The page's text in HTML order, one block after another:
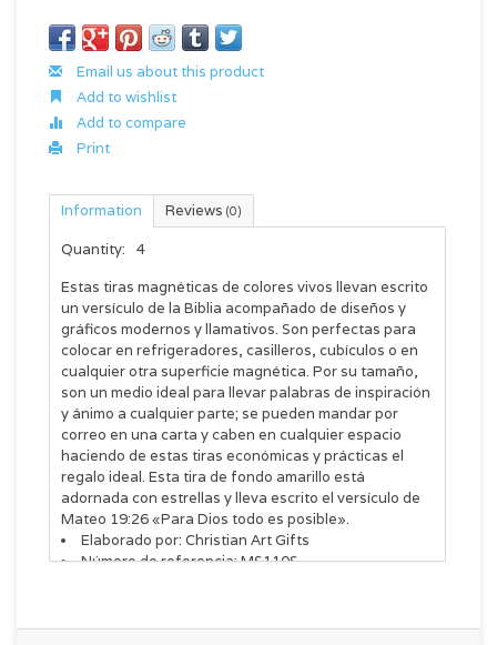
Email us about this product
Add to wishlist
Add to compare
Print
Information Reviews (0)
Quantity:
4
Estas tiras magnéticas de colores vivos llevan escrito
un versículo de la Biblia acompañado de diseños y
gráficos modernos y llamativos. Son perfectas para
colocar en refrigeradores, casilleros, cubículos o en
cualquier otra superficie magnética. Por su tamaño,
son un medio ideal para llevar palabras de inspiración
y ánimo a cualquier parte; se pueden mandar por
correo en una carta y caben en cualquier espacio
haciendo de estas tiras económicas y prácticas el
regalo ideal. Esta tira de fondo amarillo está
adornada con estrellas y lleva escrito el versículo de
Mateo 19:26 «Para Dios todo es posible».
Elaborado por: Christian Art Gifts
Número de referencia: MS110S
colgante